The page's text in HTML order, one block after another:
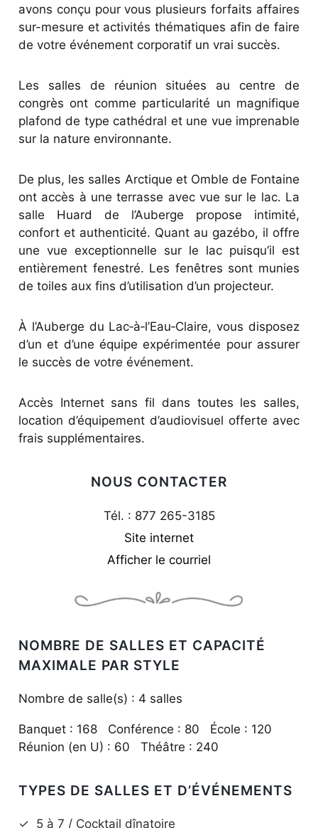
avons conçu pour vous plusieurs forfaits affaires
sur-mesure et activités thématiques afin de faire
de votre événement corporatif un vrai succès.
Les salles de réunion situées au centre de
congrès ont comme particularité un magnifique
plafond de type cathédral et une vue imprenable
sur la nature environnante.
De plus, les salles Arctique et Omble de Fontaine
ont accès à une terrasse avec vue sur le lac. La
salle Huard de l’Auberge propose intimité,
confort et authenticité. Quant au gazébo, il offre
une vue exceptionnelle sur le lac puisqu’il est
entièrement fenestré. Les fenêtres sont munies
de toiles aux fins d’utilisation d’un projecteur.
À l’Auberge du Lac‑à‑l’Eau‑Claire, vous disposez
d’un et d’une équipe expérimentée pour assurer
le succès de votre événement.
Accès Internet sans fil dans toutes les salles,
location d’équipement d’audiovisuel offerte avec
frais supplémentaires.
NOUS CONTACTER
Tél. : 877 265-3185
Site internet
Afficher le courriel
NOMBRE DE SALLES ET CAPACITÉ
MAXIMALE PAR STYLE
Nombre de salle(s) : 4 salles
Banquet : 168 Conférence : 80 École : 120
Réunion (en U) : 60 Théâtre : 240
TYPES DE SALLES ET D’ÉVÉNEMENTS
✓ 5 à 7 / Cocktail dînatoire